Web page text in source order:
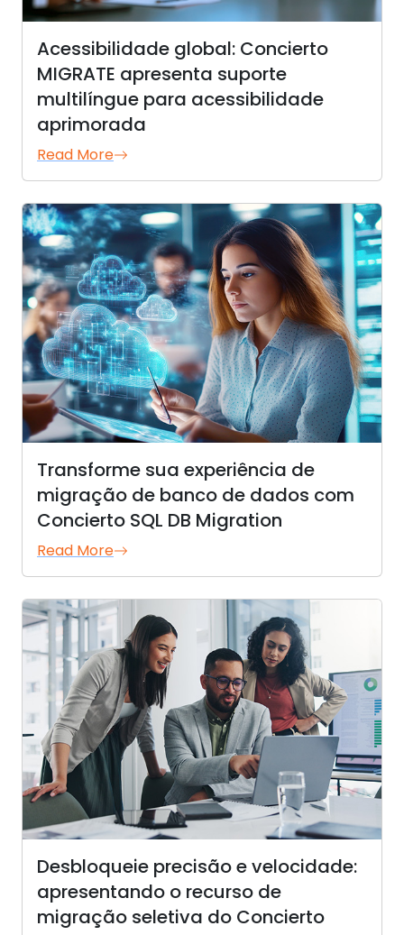
Acessibilidade global: Concierto
MIGRATE apresenta suporte
multilíngue para acessibilidade
aprimorada
Read More
Transforme sua experiência de
migração de banco de dados com
Concierto SQL DB Migration
Read More
Desbloqueie precisão e velocidade:
apresentando o recurso de
migração seletiva do Concierto